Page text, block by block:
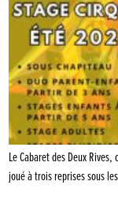
Le Cabaret des Deux
joué à trois reprises sous